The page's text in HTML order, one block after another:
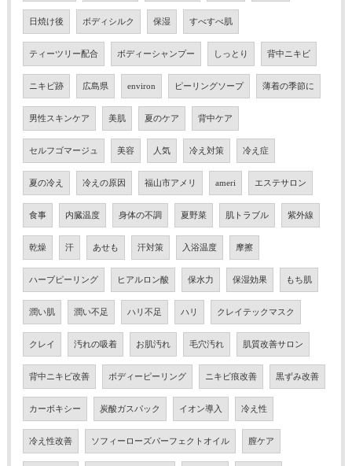
日焼け後 ボディシルク 保湿 すべすべ肌
ティーツリー配合 ボディーシャンプー しっとり 背中ニキビ
ニキビ跡 広島県 environ ピーリングソープ 薄着の季節に
男性スキンケア 美肌 夏のケア 背中ケア
セルフゴマージュ 美容 人気 冷え対策 冷え症
夏の冷え 冷えの原因 福山市アメリ ameri エステサロン
食事 内臓温度 身体の不調 夏野菜 肌トラブル 紫外線
乾燥 汗 あせも 汗対策 入浴温度 摩擦
ハーブピーリング ヒアルロン酸 保水力 保湿効果 もち肌
潤い肌 潤い不足 ハリ不足 ハリ クレイテックマスク
クレイ 汚れの吸着 お肌汚れ 毛穴汚れ 肌質改善サロン
背中ニキビ改善 ボディーピーリング ニキビ痕改善 黒ずみ改善
カーボキシー 炭酸ガスパック イオン導入 冷え性
冷え性改善 ソフィーローズパーフェクトオイル 膣ケア